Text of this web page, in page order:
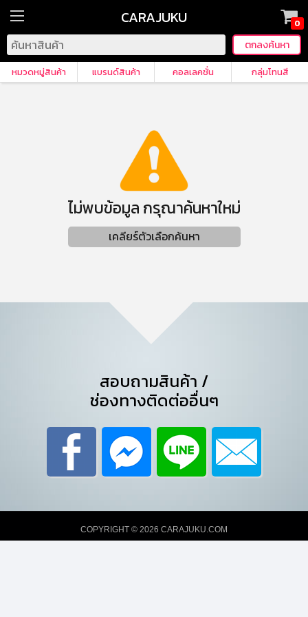
CARAJUKU 0
หมวดหมู่สินค้า แบรนด์สินค้า คอลเลคชั่น กลุ่มโทนสี
ไม่พบข้อมูล กรุณาค้นหาใหม่
เคลียร์ตัวเลือกค้นหา
สอบถามสินค้า /
ช่องทางติดต่ออื่นๆ
COPYRIGHT © 2026 CARAJUKU.COM